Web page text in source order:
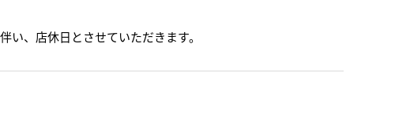
い、店休日とさせていただきます。